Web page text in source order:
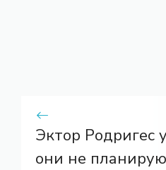
Эктор Родригес
они не